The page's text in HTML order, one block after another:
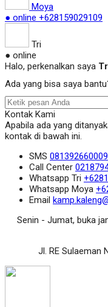
Moya
● online +628159029109
Tri
● online
Halo, perkenalkan saya
Ada yang bisa saya
Kontak Kami
Apabila ada yang
kontak di bawah ini.
SMS 081392660009
Call Center
Whatsapp Tri
Whatsapp Moya
Email
Senin - Jumat, buka
Jl. RE Sulaeman